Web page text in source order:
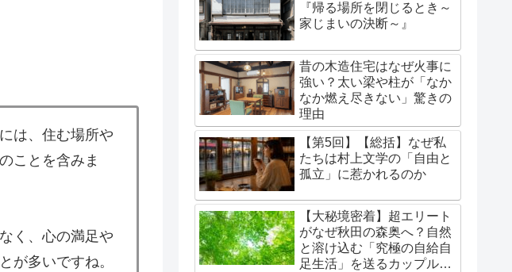
は、住む場所や
ことを含みま
く、心の満足や
が多いですね。
『帰る場所を閉じるとき～
家じまいの決断～』
昔の木造住宅はなぜ火事に
強い？太い梁や柱が「なか
なか燃え尽きない」驚きの
理由
【第5回】【総括】なぜ私
たちは村上文学の「自由と
孤立」に惹かれるのか
【大秘境密着】超エリート
がなぜ秋田の森奥へ？自然
と溶け込む「究極の自給自
足生活」を送るカップルに